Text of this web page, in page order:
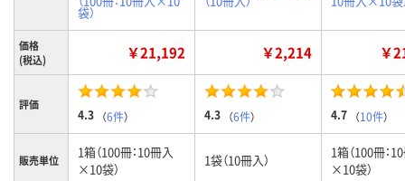
袋）
価格
(税込)
￥21,192 ￥2,214 ￥
評価
4.3 （6件） 4.3 （6件） 4.7 （10件）
販売単位
1箱（100冊：10冊入
×10袋）
1袋（10冊入）
1箱（100冊：
×10袋）